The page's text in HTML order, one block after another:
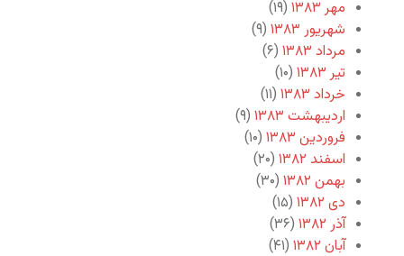
مهر ۱۳۸۳
(۱۹)
شهریور ۱۳۸۳
(۹)
مرداد ۱۳۸۳
(۶)
تیر ۱۳۸۳
(۱۰)
خرداد ۱۳۸۳
(۱۱)
اردیبهشت ۱۳۸۳
(۹)
فروردین ۱۳۸۳
(۱۰)
اسفند ۱۳۸۲
(۲۰)
بهمن ۱۳۸۲
(۳۰)
دی ۱۳۸۲
(۱۵)
آذر ۱۳۸۲
(۳۶)
آبان ۱۳۸۲
(۴۱)